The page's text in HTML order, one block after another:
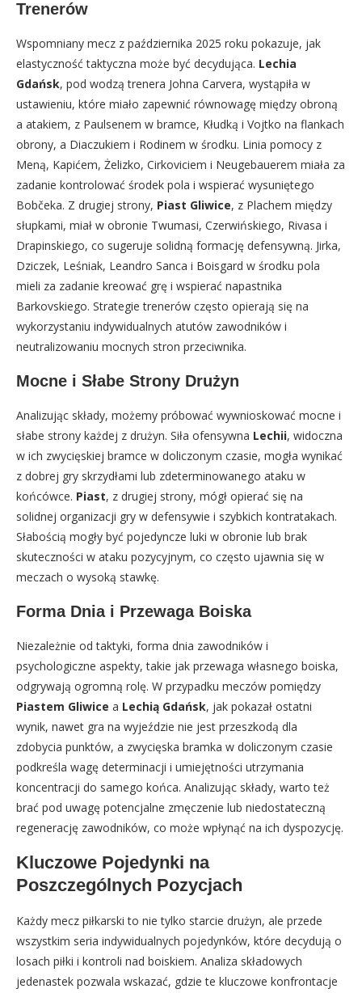
Trenerów
Wspomniany mecz z października 2025 roku pokazuje, jak
elastyczność taktyczna może być decydująca. Lechia
Gdańsk, pod wodzą trenera Johna Carvera, wystąpiła w
ustawieniu, które miało zapewnić równowagę między obroną
a atakiem, z Paulsenem w bramce, Kłudką i Vojtko na flankach
obrony, a Diaczukiem i Rodinem w środku. Linia pomocy z
Meną, Kapićem, Żelizko, Cirkoviciem i Neugebauerem miała za
zadanie kontrolować środek pola i wspierać wysuniętego
Bobčeka. Z drugiej strony, Piast Gliwice, z Plachem między
słupkami, miał w obronie Twumasi, Czerwińskiego, Rivasa i
Drapinskiego, co sugeruje solidną formację defensywną. Jirka,
Dziczek, Leśniak, Leandro Sanca i Boisgard w środku pola
mieli za zadanie kreować grę i wspierać napastnika
Barkovskiego. Strategie trenerów często opierają się na
wykorzystaniu indywidualnych atutów zawodników i
neutralizowaniu mocnych stron przeciwnika.
Mocne i Słabe Strony Drużyn
Analizując składy, możemy próbować wywnioskować mocne i
słabe strony każdej z drużyn. Siła ofensywna Lechii, widoczna
w ich zwycięskiej bramce w doliczonym czasie, mogła wynikać
z dobrej gry skrzydłami lub zdeterminowanego ataku w
końcówce. Piast, z drugiej strony, mógł opierać się na
solidnej organizacji gry w defensywie i szybkich kontratakach.
Słabością mogły być pojedyncze luki w obronie lub brak
skuteczności w ataku pozycyjnym, co często ujawnia się w
meczach o wysoką stawkę.
Forma Dnia i Przewaga Boiska
Niezależnie od taktyki, forma dnia zawodników i
psychologiczne aspekty, takie jak przewaga własnego boiska,
odgrywają ogromną rolę. W przypadku meczów pomiędzy
Piastem Gliwice a Lechią Gdańsk, jak pokazał ostatni
wynik, nawet gra na wyjeździe nie jest przeszkodą dla
zdobycia punktów, a zwycięska bramka w doliczonym czasie
podkreśla wagę determinacji i umiejętności utrzymania
koncentracji do samego końca. Analizując składy, warto też
brać pod uwagę potencjalne zmęczenie lub niedostateczną
regenerację zawodników, co może wpłynąć na ich dyspozycję.
Kluczowe Pojedynki na
Poszczególnych Pozycjach
Każdy mecz piłkarski to nie tylko starcie drużyn, ale przede
wszystkim seria indywidualnych pojedynków, które decydują o
losach piłki i kontroli nad boiskiem. Analiza składowych
jedenastek pozwala wskazać, gdzie te kluczowe konfrontacje